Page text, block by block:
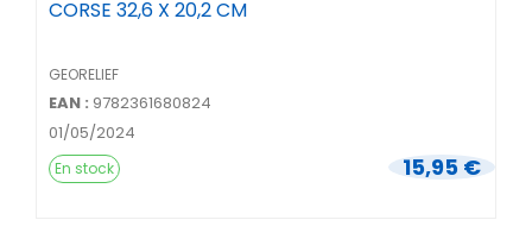
CORSE 32,6 X 20,2 CM
GEORELIEF
EAN : 9782361680824
01/05/2024
15,95 €
En stock